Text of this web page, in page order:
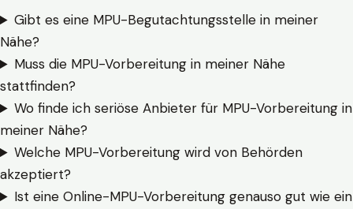
Gibt es eine MPU-Begutachtungsstelle in meiner
Nähe?
Muss die MPU-Vorbereitung in meiner Nähe
stattfinden?
Wo finde ich seriöse Anbieter für MPU-Vorbereitung in
meiner Nähe?
Welche MPU-Vorbereitung wird von Behörden
akzeptiert?
Ist eine Online-MPU-Vorbereitung genauso gut wie ein